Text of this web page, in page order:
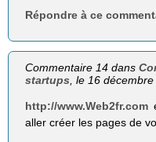
Répondre à ce
Commentaire 14 dans
startups, le 16
http://www.Web2fr.com
aller créer les pages de